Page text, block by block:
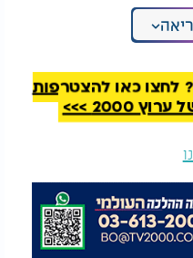
כשאחרון הילדים
ובטרם יקפאו
שבכל לילה מסכל את
צפו
לחצו כאן להצטרפות
2000 >>>